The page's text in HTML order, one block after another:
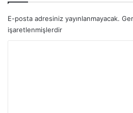
E-posta adresiniz yayınlanmayacak.
işaretlenmişlerdir